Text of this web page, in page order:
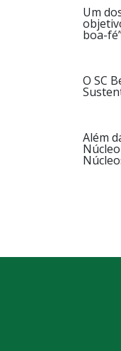
Um
boa-
O SC
Além